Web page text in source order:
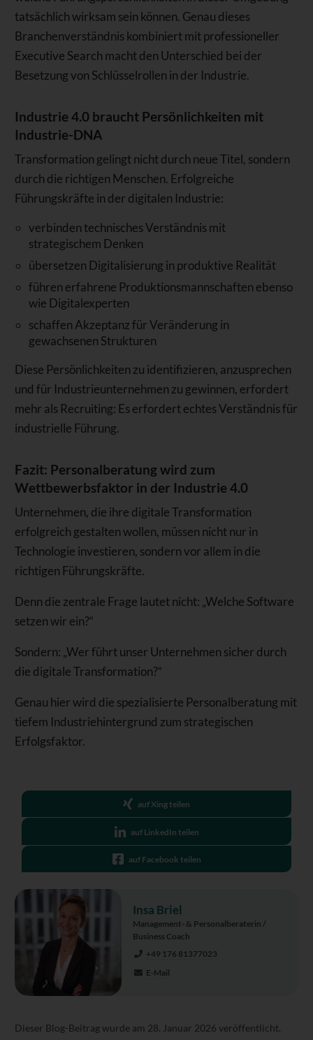
tatsächlich wirksam sein können. Genau dieses
Branchenverständnis kombiniert mit professioneller
Executive Search macht den Unterschied bei der
Besetzung von Schlüsselrollen in der Industrie.
Industrie 4.0 braucht Persönlichkeiten mit
Industrie-DNA
Transformation gelingt nicht durch neue Titel, sondern
durch die richtigen Menschen. Erfolgreiche
Führungskräfte in der digitalen Industrie:
verbinden technisches Verständnis mit
strategischem Denken
übersetzen Digitalisierung in produktive Realität
führen erfahrene Produktionsmannschaften ebenso
wie Digitalexperten
schaffen Akzeptanz für Veränderung in
gewachsenen Strukturen
Diese Persönlichkeiten zu identifizieren, anzusprechen
und für Industrieunternehmen zu gewinnen, erfordert
mehr als Recruiting: Es erfordert echtes Verständnis für
industrielle Führung.
Fazit: Personalberatung wird zum
Wettbewerbsfaktor in der Industrie 4.0
Unternehmen, die ihre digitale Transformation
erfolgreich gestalten wollen, müssen nicht nur in
Technologie investieren, sondern vor allem in die
richtigen Führungskräfte.
Denn die zentrale Frage lautet nicht: „Welche Software
setzen wir ein?“
Sondern: „Wer führt unser Unternehmen sicher durch
die digitale Transformation?“
Genau hier wird die spezialisierte Personalberatung mit
tiefem Industriehintergrund zum strategischen
Erfolgsfaktor.
auf Xing teilen
auf LinkedIn teilen
auf Facebook teilen
Insa Briel
Management- & Personalberaterin /
Business Coach
+49 176 81377023
E-Mail
Dieser Blog-Beitrag wurde am 28. Januar 2026 veröffentlicht.